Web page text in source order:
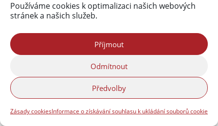
Používáme cookies k optimalizaci našich webových
stránek a našich služeb.
Příjmout
Odmítnout
Předvolby
Zásady cookiesInformace o získávání souhlasu k ukládání souborů cookie